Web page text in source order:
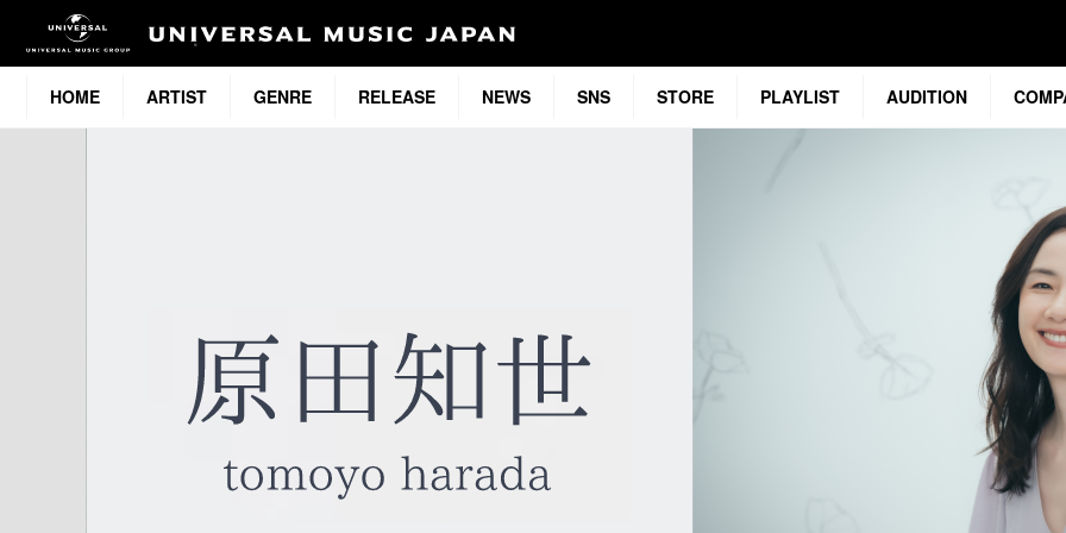
HOME ARTIST GENRE RELEASE NEWS SNS STORE PLAYLIST AUDITION